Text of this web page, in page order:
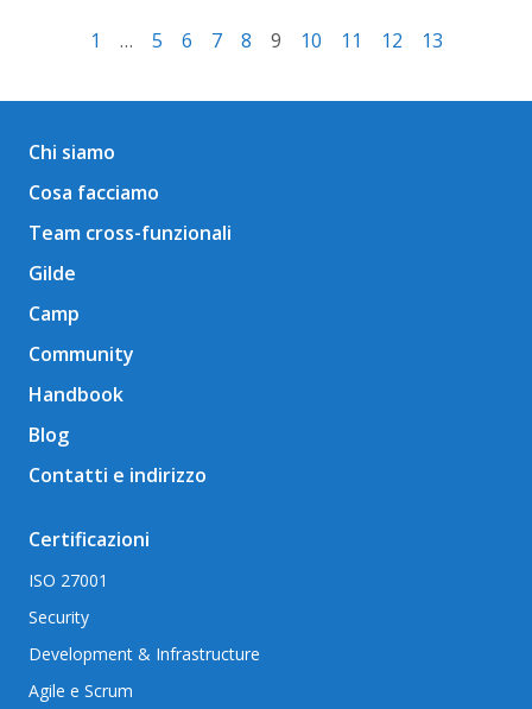
1 … 5 6 7 8 9 10 11 12 13
Chi siamo
Cosa facciamo
Team cross-funzionali
Gilde
Camp
Community
Handbook
Blog
Contatti e indirizzo
Certificazioni
ISO 27001
Security
Development & Infrastructure
Agile e Scrum